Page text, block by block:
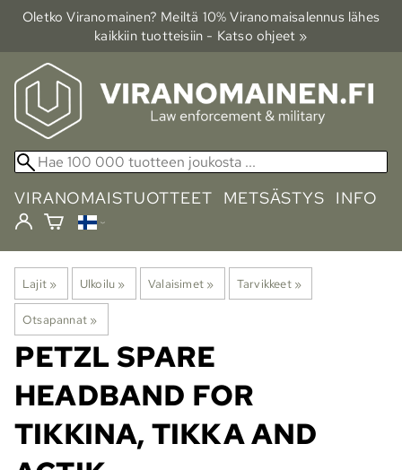
Oletko Viranomainen? Meiltä 10% Viranomais­alennus lähes
kaikkiin tuotteisiin - Katso ohjeet »
VIRANOMAISTUOTTEET METSÄSTYS INFO
Lajit ‪» Ulkoilu ‪» Valaisimet ‪» Tarvikkeet ‪»
Otsapannat ‪»
PETZLSPARE
HEADBAND FOR
TIKKINA, TIKKA AND